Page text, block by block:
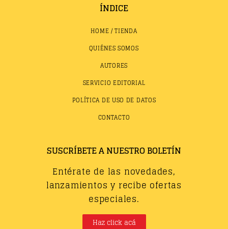
ÍNDICE
HOME / TIENDA
QUIÉNES SOMOS
AUTORES
SERVICIO EDITORIAL
POLÍTICA DE USO DE DATOS
CONTACTO
SUSCRÍBETE A NUESTRO BOLETÍN
Entérate de las novedades,
lanzamientos y recibe ofertas
especiales.
Haz click acá